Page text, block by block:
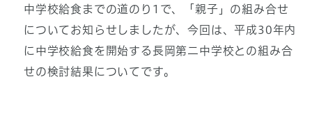
中学校給食までの道のり1で、「親子」の組み合せ
についてお知らせしましたが、今回は、平成30年内
に中学校給食を開始する長岡第二中学校との組み合
せの検討結果についてです。